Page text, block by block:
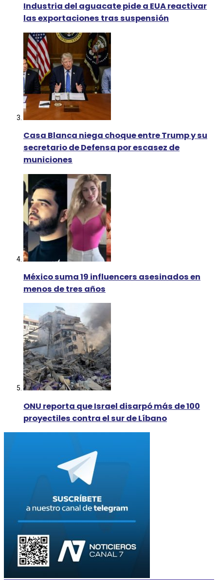
Industria del aguacate pide a EUA reactivar
las exportaciones tras suspensión
Casa Blanca niega choque entre Trump y su
secretario de Defensa por escasez de
municiones
México suma 19 influencers asesinados en
menos de tres años
ONU reporta que Israel disarpó más de 100
proyectiles contra el sur de Líbano